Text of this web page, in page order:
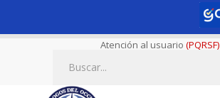
Atención al usuario (PQRSF)